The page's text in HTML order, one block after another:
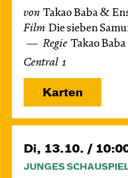
von Takao Baba &
Film Die sieben
Regie Takao Baba
Central 1
Karten
Di, 13.10. /
JUNGES